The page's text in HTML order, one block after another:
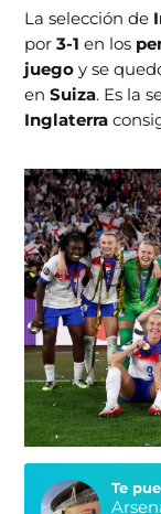
La selección de
por3-1 en los
juego y se
enSuiza. Es la
Inglaterra
Te